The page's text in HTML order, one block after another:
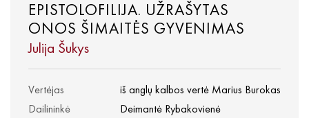
EPISTOLOFILIJA. UŽRAŠYTAS
ONOS ŠIMAITĖS GYVENIMAS
Julija Šukys
Vertėjas
iš anglų kalbos vertė Marius Burokas
Dailininkė
Deimantė Rybakovienė